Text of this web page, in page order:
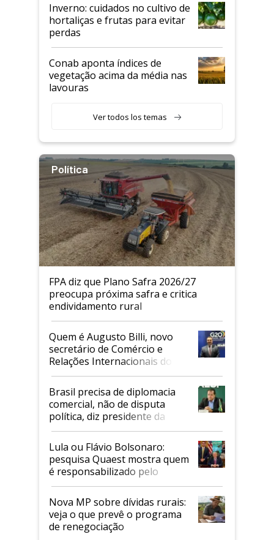
Inverno: cuidados no cultivo de
hortaliças e frutas para evitar
perdas
Conab aponta índices de
vegetação acima da média nas
lavouras
Ver todos los temas
Política
FPA diz que Plano Safra 2026/27
preocupa próxima safra e critica
endividamento rural
Quem é Augusto Billi, novo
secretário de Comércio e
Relações Internacionais do
Mapa
Brasil precisa de diplomacia
comercial, não de disputa
política, diz presidente da
Faesp
Lula ou Flávio Bolsonaro:
pesquisa Quaest mostra quem
é responsabilizado pelo
tarifaço dos EUA
Nova MP sobre dívidas rurais:
veja o que prevê o programa
de renegociação